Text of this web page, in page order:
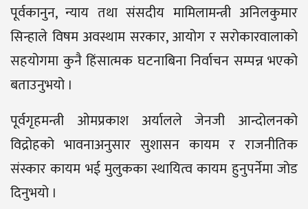
पूर्वकानुन, न्याय तथा संसदीय मामिलामन्त्री अनिलकुमार
सिन्हाले विषम अवस्थाम सरकार, आयोग र सरोकारवालाको
सहयोगमा कुनै हिंसात्मक घटनाबिना निर्वाचन सम्पन्न भएको
बताउनुभयो ।
पूर्वगृहमन्त्री ओमप्रकाश अर्यालले जेनजी आन्दोलनको
विद्रोहको भावनाअनुसार सुशासन कायम र राजनीतिक
संस्कार कायम भई मुलुकका स्थायित्व कायम हुनुपर्नेमा जोड
दिनुभयो ।